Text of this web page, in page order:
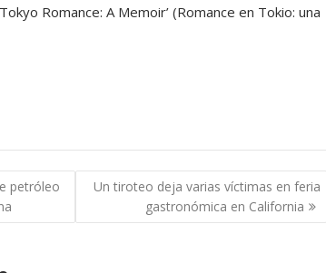
Romance: A Memoir’ (Romance en Tokio: una
petróleo
Un tiroteo deja varias víctimas en feria
gastronómica en California